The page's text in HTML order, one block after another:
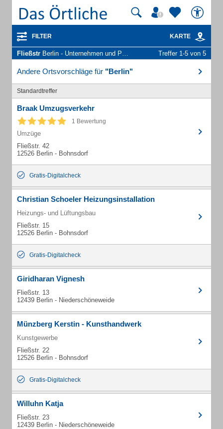
FILTER KARTE
Fließstr Berlin - Unternehmen und Personen Treffer 1-5 von 5
Andere Ortsvorschläge für "Berlin"
Standardtreffer
Braak Umzugsverkehr
1 Bewertung
Umzüge
Fließstr. 42
12526 Berlin - Bohnsdorf
Gratis-Digitalcheck
Christian Schoeler Heizungsinstallation
Heizungs- und Lüftungsbau
Fließstr. 15
12526 Berlin - Bohnsdorf
Gratis-Digitalcheck
Giridharan Vignesh
Fließstr. 13
12439 Berlin - Niederschöneweide
Münzberg Kerstin - Kunsthandwerk
Kunstgewerbe
Fließstr. 22
12526 Berlin - Bohnsdorf
Gratis-Digitalcheck
Willuhn Katja
Fließstr. 23
12439 Berlin - Niederschöneweide